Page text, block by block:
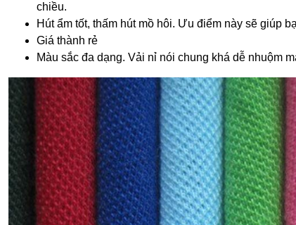
chiều.
Hút ẩm tốt, thấm hút mồ hôi. Ưu điểm này sẽ giúp
Giá thành rẻ
Màu sắc đa dạng. Vải nỉ nói chung khá dễ nhuộm